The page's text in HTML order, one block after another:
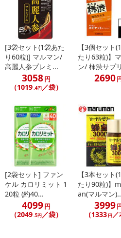
・本体材質：ABS樹脂
・毛の材質：飽和ポリエステル樹脂
・耐熱温度：60度
・毛の硬さ：やわらかめ
・防水：日常生活防水
・使用電池：単4型乾電池2本
・電池寿命：約90日(アルカリ電池使
りません。
※パッケージは変更する場合がござい
【プロソニックMAX専用替えブラ
■歯周ポケットに入り音波振動で歯垢
■歯と歯茎の隙間も磨きやすい！
■ブラシの取り替えが簡単！
【詳細】
・対応：プロソニックMAXDH220BL
・形状：超極細毛
[3袋セット(1袋あた
り60粒)] マルマン/
高麗人参プレミ...
3058円
（1019.4円／袋）
【3個セット
たり63粒)】
ン/ 柿渋サプ
2690
[2袋セット] ファン
ケル カロリミット 1
20粒 (約40...
4099円
（2049.5円／袋）
【3本セット
たり90粒)】
an(マルマン
3999
（1333 円／